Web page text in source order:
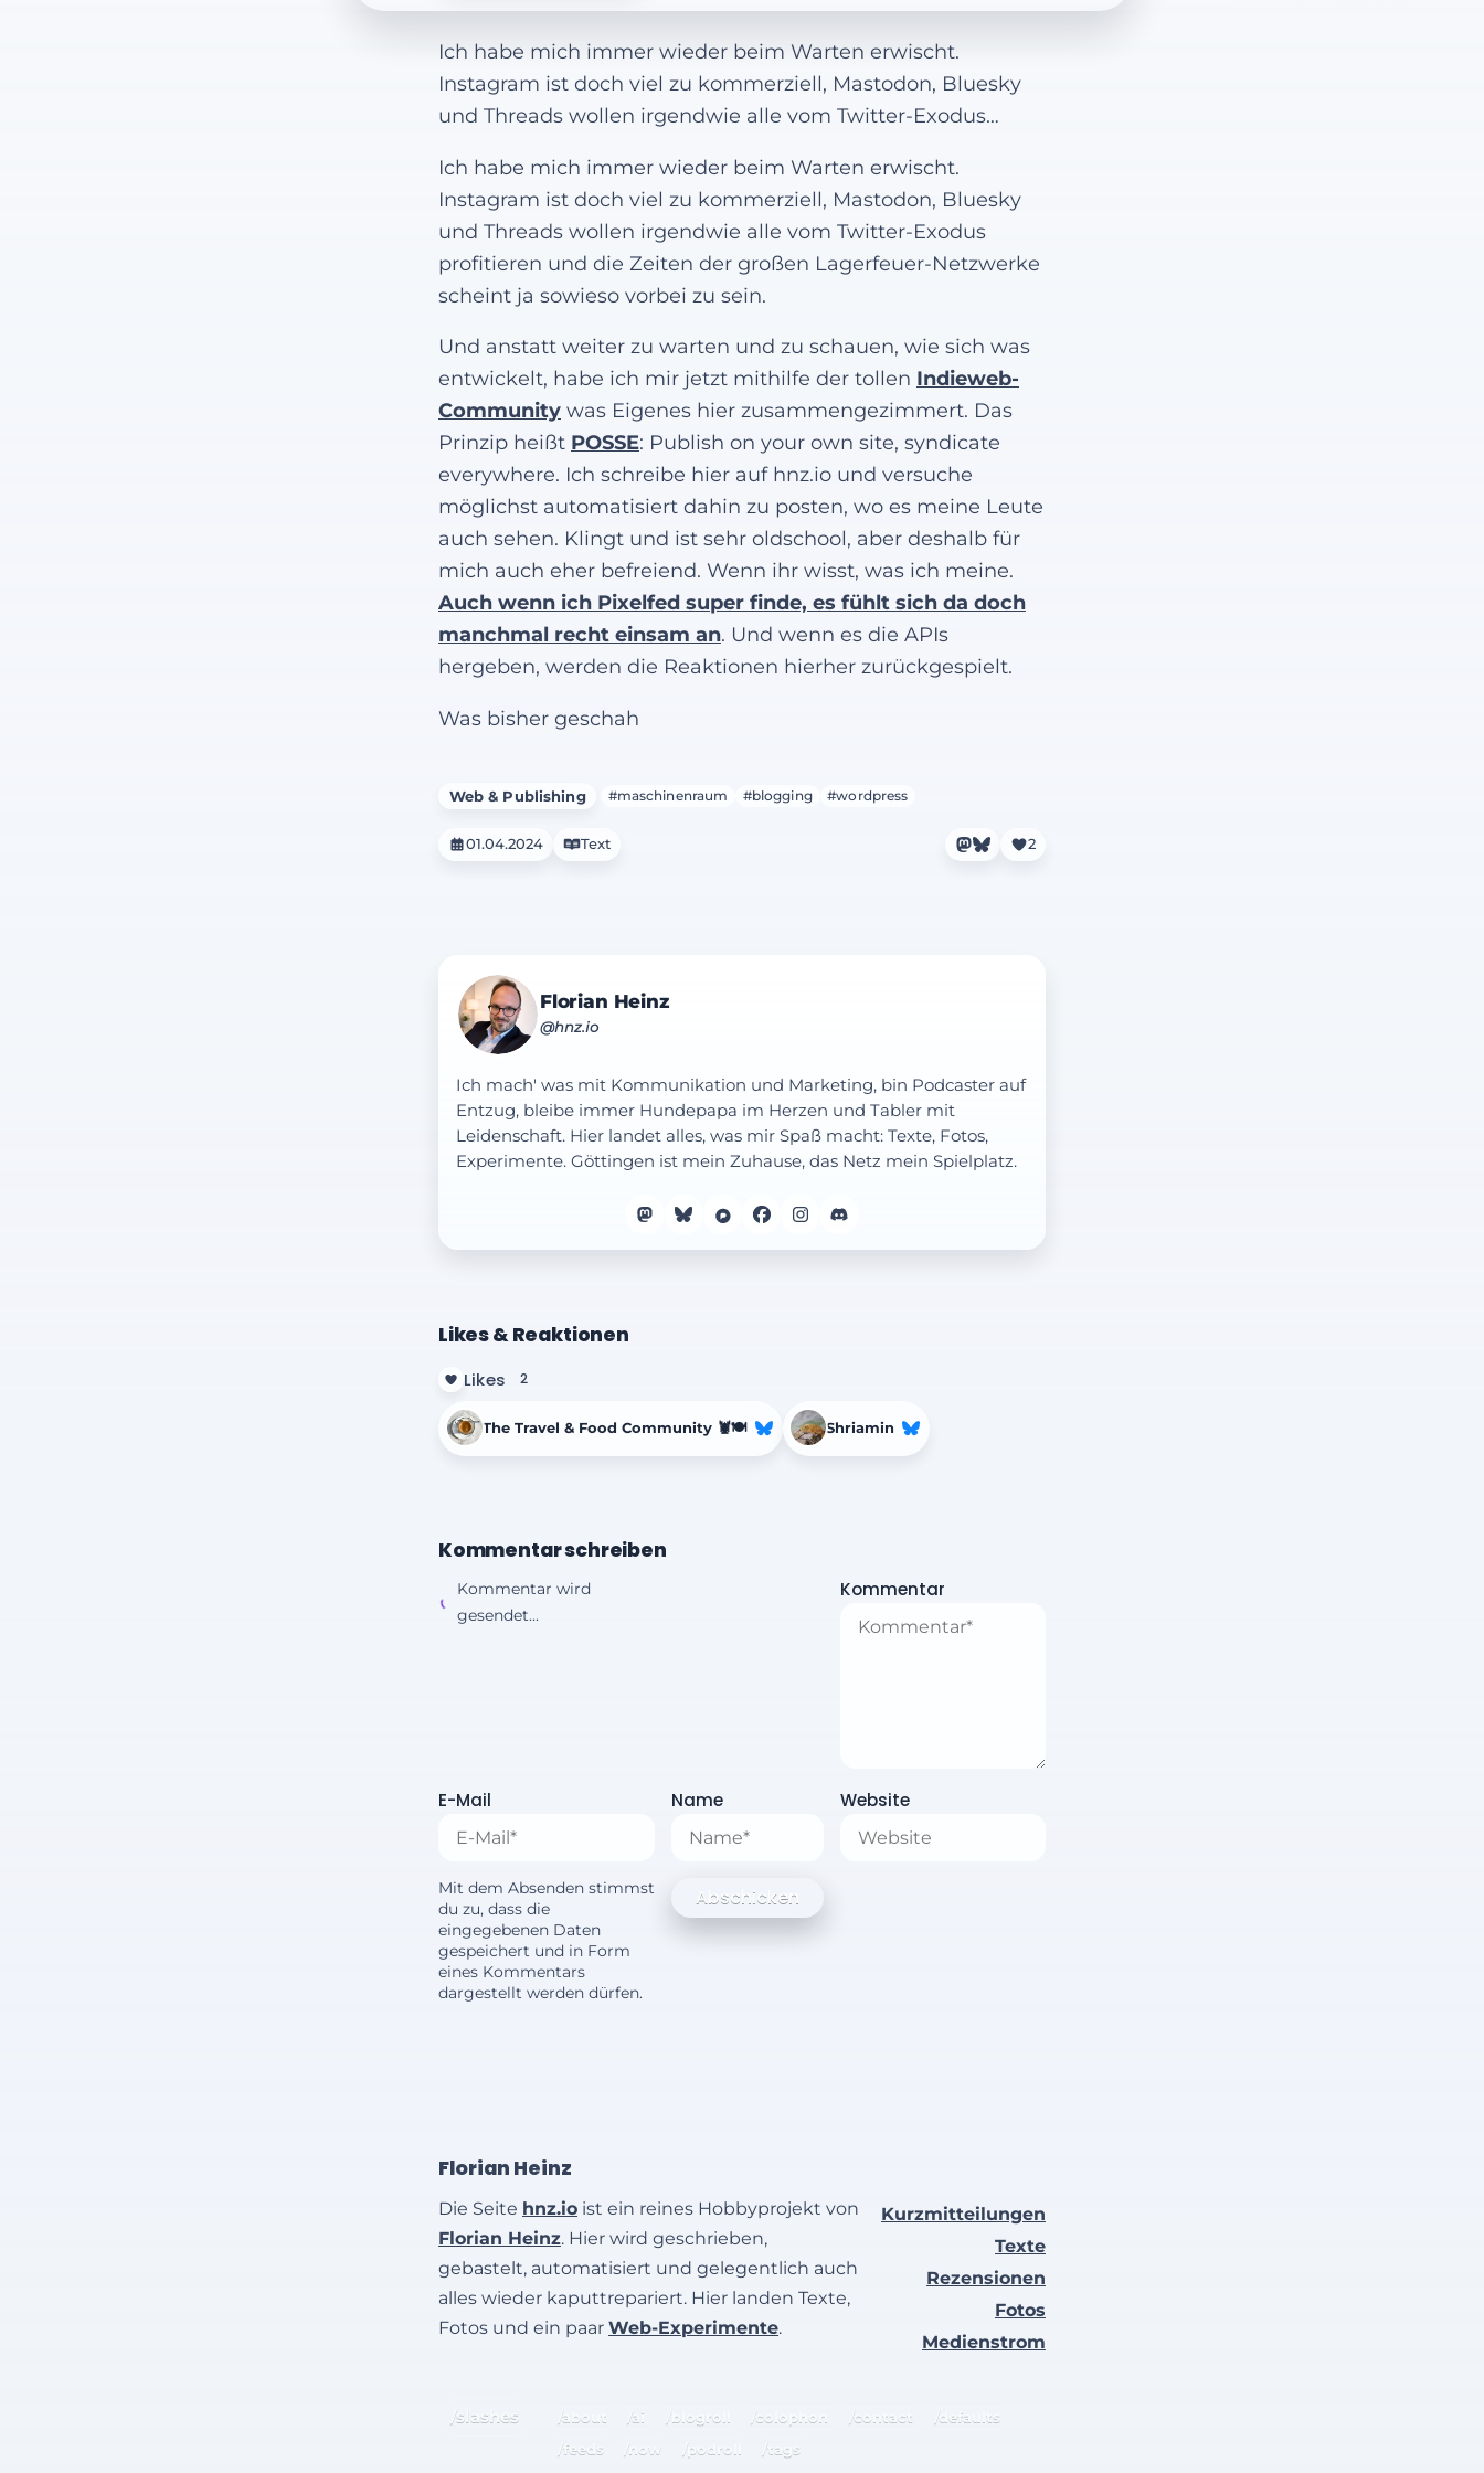
Ich habe mich immer wieder beim Warten erwischt.
Instagram ist doch viel zu kommerziell, Mastodon, Bluesky
und Threads wollen irgendwie alle vom Twitter-Exodus…
Ich habe mich immer wieder beim Warten erwischt.
Instagram ist doch viel zu kommerziell, Mastodon, Bluesky
und Threads wollen irgendwie alle vom Twitter-Exodus
profitieren und die Zeiten der großen Lagerfeuer-Netzwerke
scheint ja sowieso vorbei zu sein.
Und anstatt weiter zu warten und zu schauen, wie sich was
entwickelt, habe ich mir jetzt mithilfe der tollen Indieweb-
Community was Eigenes hier zusammengezimmert. Das
Prinzip heißt POSSE: Publish on your own site, syndicate
everywhere. Ich schreibe hier auf hnz.io und versuche
möglichst automatisiert dahin zu posten, wo es meine Leute
auch sehen. Klingt und ist sehr oldschool, aber deshalb für
mich auch eher befreiend. Wenn ihr wisst, was ich meine.
Auch wenn ich Pixelfed super finde, es fühlt sich da doch
manchmal recht einsam an. Und wenn es die APIs
hergeben, werden die Reaktionen hierher zurückgespielt.
Was bisher geschah
Web & Publishing #maschinenraum #blogging #wordpress
01.04.2024 Text 2
Florian Heinz
@hnz.io
Ich mach' was mit Kommunikation und Marketing, bin Podcaster auf
Entzug, bleibe immer Hundepapa im Herzen und Tabler mit
Leidenschaft. Hier landet alles, was mir Spaß macht: Texte, Fotos,
Experimente. Göttingen ist mein Zuhause, das Netz mein Spielplatz.
Likes & Reaktionen
Likes 2
The Travel & Food Community 🦞🍽️ Shriamin
Kommentar schreiben
Kommentar wird
gesendet...
Kommentar
E-Mail Name Website
Mit dem Absenden stimmst
du zu, dass die
eingegebenen Daten
gespeichert und in Form
eines Kommentars
dargestellt werden dürfen.
Florian Heinz
Die Seite hnz.io ist ein reines Hobbyprojekt von
Florian Heinz. Hier wird geschrieben,
gebastelt, automatisiert und gelegentlich auch
alles wieder kaputtrepariert. Hier landen Texte,
Fotos und ein paar Web-Experimente.
Kurzmitteilungen
Texte
Rezensionen
Fotos
Medienstrom
/slashes /about /ai /blogroll /colophon /contact
/defaults
/feeds
/now /podroll /tags